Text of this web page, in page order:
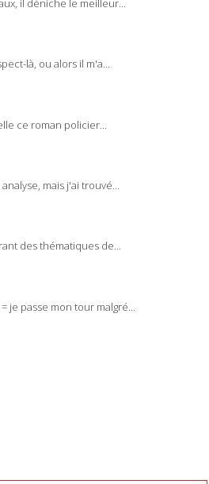
il déniche le meilleur...
là, ou alors il m'a...
ce roman policier...
mais j'ai trouvé...
des thématiques de...
je passe mon tour malgré...